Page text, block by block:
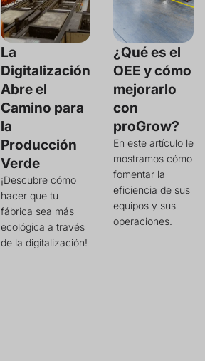
La
Digitalización
Abre el
Camino para
la
Producción
Verde
¡Descubre cómo
hacer que tu
fábrica sea más
ecológica a través
de la digitalización!
¿Qué es el
OEE y cómo
mejorarlo
con
proGrow?
En este artículo le
mostramos cómo
fomentar la
eficiencia de sus
equipos y sus
operaciones.